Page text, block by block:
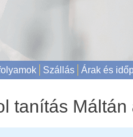
Szállás Árak és
tanítás